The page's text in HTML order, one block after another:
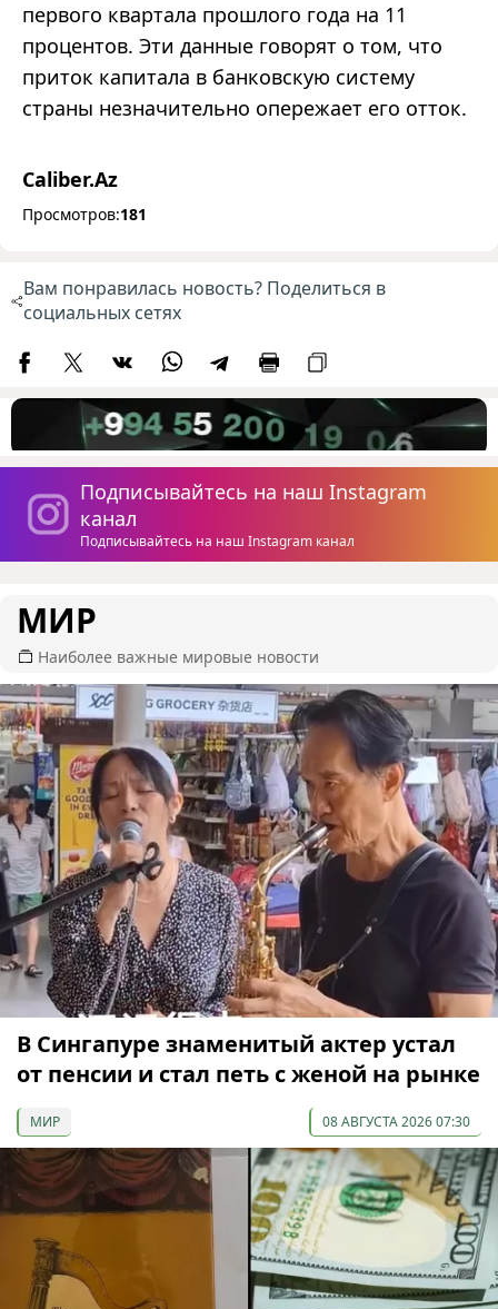
первого квартала прошлого года на 11
процентов. Эти данные говорят о том, что
приток капитала в банковскую систему
страны незначительно опережает его отток.
Caliber.Az
Просмотров:181
Вам понравилась новость? Поделиться в
социальных сетях
Подписывайтесь на наш Instagram
канал
Подписывайтесь на наш Instagram канал
МИР
Наиболее важные мировые новости
В Сингапуре знаменитый актер устал
от пенсии и стал петь с женой на рынке
МИР 08 АВГУСТА 2026 07:30